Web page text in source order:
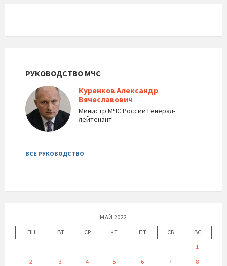
РУКОВОДСТВО МЧС
Куренков Александр
Вячеславович
Министр МЧС России Генерал-
лейтенант
ВСЕ РУКОВОДСТВО
МАЙ 2022
ПН
ВТ СР ЧТ ПТ СБ
ВС
1
2
3 4 5 6 7
8